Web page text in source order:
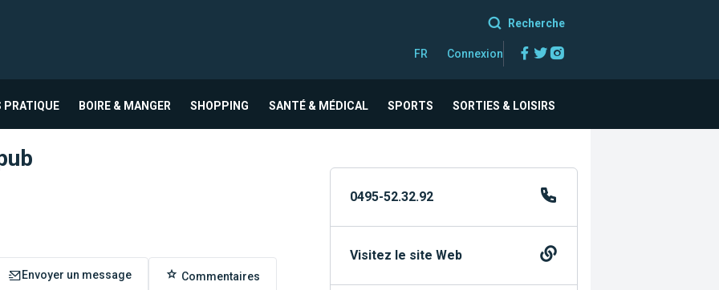
Recherche
FR Connexion Facebook
Twitter
PRATIQUE BOIRE & MANGER SHOPPING SANTÉ & MÉDICAL SPORTS SORTIES & LOISIRS
Envoyer un message Commentaires
0495-52.32.92
Visitez le site Web